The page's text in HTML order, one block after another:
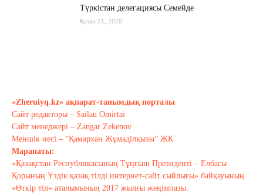
Түркістан делегациясы Семейде
Қазан 11, 2020
Тағы оқу
«Zheruiyq.kz» ақпарат-танымдық порталы
Сайт редакторы – Sailau Omirtai
Сайт менеджері – Zangar Zekenov
Меншік иесі – “Қамархан Жұмаділқызы” ЖК
Марапаты:
«Қазақстан Республикасының Тұңғыш Президенті – Елбасы
Қорының Үздік қазақ тілді интернет-сайт сыйлығы» байқауының
«Өткір тіл» аталымының 2017 жылғы жеңімпазы.